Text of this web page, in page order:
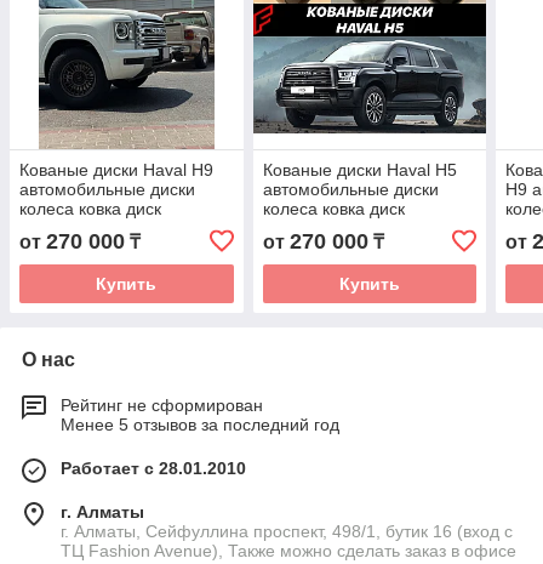
Кованые диски Haval H9
автомобильные диски
колеса ковка диск
от 270 000 ₸
Купить
Кованые диски Haval H5
автомобильные диски
колеса ковка диск
от 270 000₸
Купить
H9
от
О нас
Рейтинг не сформирован
Менее 5 отзывов за последний год
Работает с 28.01.2010
г. Алматы
г. Алматы, Сейфуллина проспект, 498/1, бутик 16 (вход с
ТЦ Fashion Avenue), Также можно сделать заказ в офисе